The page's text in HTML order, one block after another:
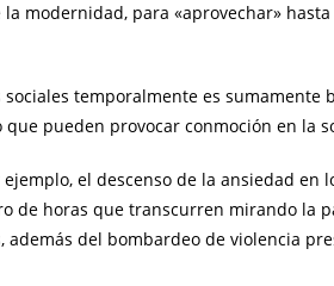
modernidad, para «aprovechar»
temporalmente es sumamente
pueden provocar conmoción en la
el descenso de la ansiedad en
de horas que transcurren mirando la
además del bombardeo de violencia